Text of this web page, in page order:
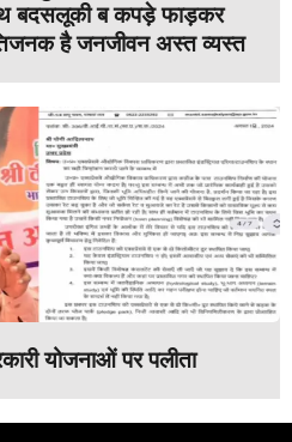
बदसलूकी ब कपड़े फाड़कर
है जनजीवन अस्त व्यस्त
योजनाओं पर पलीता